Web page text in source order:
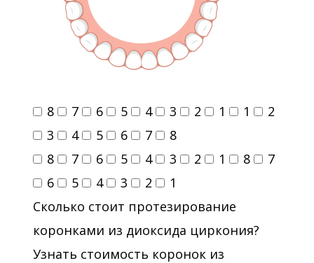
8 7 6 5 4 3 2 1 1
2
3
4 5 6 7
8
8
7 6 5 4 3 2 1 8
7
6
5 4 3 2
1
Сколько стоит протезирование
коронками из диоксида циркония?
Узнать стоимость коронок из